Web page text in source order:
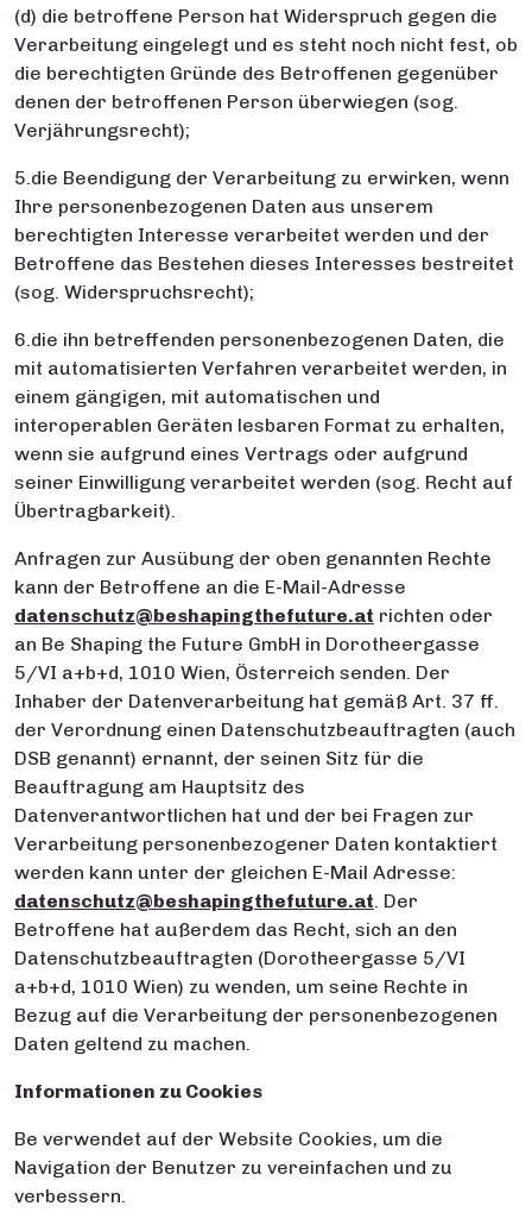
(d) die betroffene Person hat Widerspruch gegen die
Verarbeitung eingelegt und es steht noch nicht fest, ob
die berechtigten Gründe des Betroffenen gegenüber
denen der betroffenen Person überwiegen (sog.
Verjährungsrecht);
5.die Beendigung der Verarbeitung zu erwirken, wenn
Ihre personenbezogenen Daten aus unserem
berechtigten Interesse verarbeitet werden und der
Betroffene das Bestehen dieses Interesses bestreitet
(sog. Widerspruchsrecht);
6.die ihn betreffenden personenbezogenen Daten, die
mit automatisierten Verfahren verarbeitet werden, in
einem gängigen, mit automatischen und
interoperablen Geräten lesbaren Format zu erhalten,
wenn sie aufgrund eines Vertrags oder aufgrund
seiner Einwilligung verarbeitet werden (sog. Recht auf
Übertragbarkeit).
Anfragen zur Ausübung der oben genannten Rechte
kann der Betroffene an die E-Mail-Adresse
datenschutz@beshapingthefuture.at richten oder
an Be Shaping the Future GmbH in Dorotheergasse
5/VI a+b+d, 1010 Wien, Österreich senden. Der
Inhaber der Datenverarbeitung hat gemäß Art. 37 ff.
der Verordnung einen Datenschutzbeauftragten (auch
DSB genannt) ernannt, der seinen Sitz für die
Beauftragung am Hauptsitz des
Datenverantwortlichen hat und der bei Fragen zur
Verarbeitung personenbezogener Daten kontaktiert
werden kann unter der gleichen E-Mail Adresse:
datenschutz@beshapingthefuture.at. Der
Betroffene hat außerdem das Recht, sich an den
Datenschutzbeauftragten (Dorotheergasse 5/VI
a+b+d, 1010 Wien) zu wenden, um seine Rechte in
Bezug auf die Verarbeitung der personenbezogenen
Daten geltend zu machen.
Informationen zu Cookies
Be verwendet auf der Website Cookies, um die
Navigation der Benutzer zu vereinfachen und zu
verbessern.